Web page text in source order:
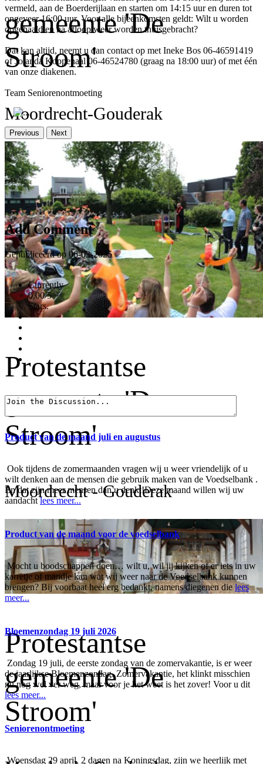
gemeente 'De
Stroom'
Moordrecht-Gouderak
Protestantse
gemeente 'De
Stroom'
Moordrecht - Gouderak
Protestantse
gemeente 'De
Stroom'
vermeld, aan de Boerderijlaan en starten om 14:15 uur en duren tot
ongeveer 16:00 uur. Voor alle bijeenkomsten geldt: Wilt u worden
opgehaald en na afloop weer worden thuisgebracht?
Dat kan altijd, neemt u dan contact op met Ineke Bos 06-46591419
of Jolanda Koppenaal 06-46524780 (graag na 18:00 uur) of met één
van onze diakenen.
Team Seniorenontmoeting
Previous Next
Er zijn nog geen reacties op dit bericht
Add Comment
Gepubliceerd op 06-03-2025
Currently
0,00/5
Stars.
Product van de maand juli en augustus
Ook tijdens de zomermaanden vragen wij u weer vriendelijk of u
wilt denken aan de mensen die gebruik maken van de Voedselbank .
En dat zijn meer mensen dan u denkt!Deze maand willen wij uw
aandachtlees meer...
Product van de maand voor de voedselbank
Mocht u boodschappen doen… wilt u, wil jij kijken of er iets in uw
karretje of mandje kan wat wij weer naar de Voedselbank kunnen
brengen? Bij voorbaat heel erg bedankt, namens diegenen dielees
meer...
Bloemenzondag 19 juli 2026
Zondag 19 juli, de eerste zondag van de zomervakantie, is er weer
de jaarlijkse Bloemenzondag. Zomervakantie, het klinkt misschien
nu nog wel ver weg, maar voor je het weet is het zover! Voor u dit
lees meer...
Seniorenontmoeting
Woensdag 29 april, 2 dagen na Koningsdag, zijn we heerlijk met